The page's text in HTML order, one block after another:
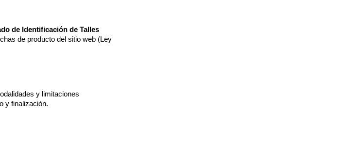
de Identificación de Talles
de producto del sitio web (Ley
y limitaciones
y finalización.